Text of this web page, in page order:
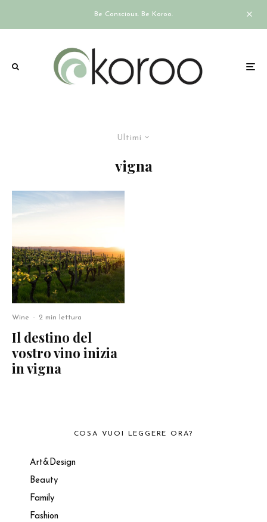
Be Conscious. Be Koroo.
Ultimi
vigna
Wine · 2 min lettura
Il destino del
vostro vino inizia
in vigna
COSA VUOI LEGGERE ORA?
Art&Design
Beauty
Family
Fashion